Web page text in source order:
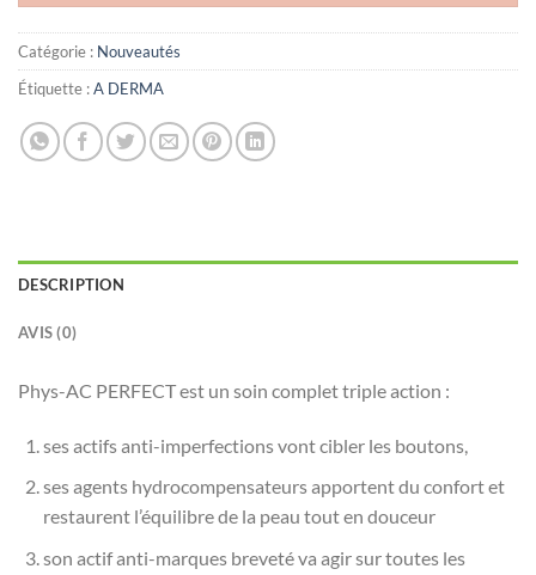
Catégorie : Nouveautés
Étiquette :A DERMA
DESCRIPTION
AVIS (0)
Phys-AC PERFECT est un soin complet triple action :
ses actifs anti-imperfections vont cibler les boutons,
ses agents hydrocompensateurs apportent du confort et
restaurent l’équilibre de la peau tout en douceur
son actif anti-marques breveté va agir sur toutes les